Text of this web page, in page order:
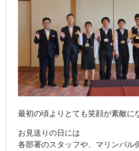
最初の頃よりとても笑顔が素敵に
お見送りの日には
各部署のスタッフや、マリンパル